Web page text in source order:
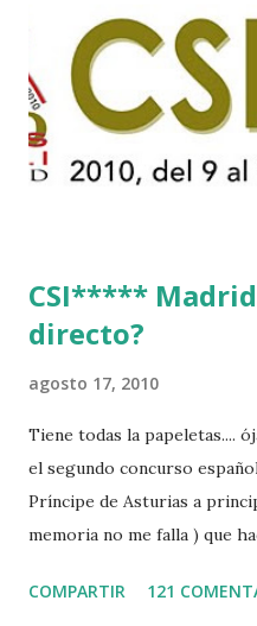
CSI***** Madrid
directo?
agosto 17, 2010
Tiene todas la papeletas....
el segundo concurso
Príncipe de Asturias a
memoria no me falla ) que
mundo mundial...
COMPARTIR 121